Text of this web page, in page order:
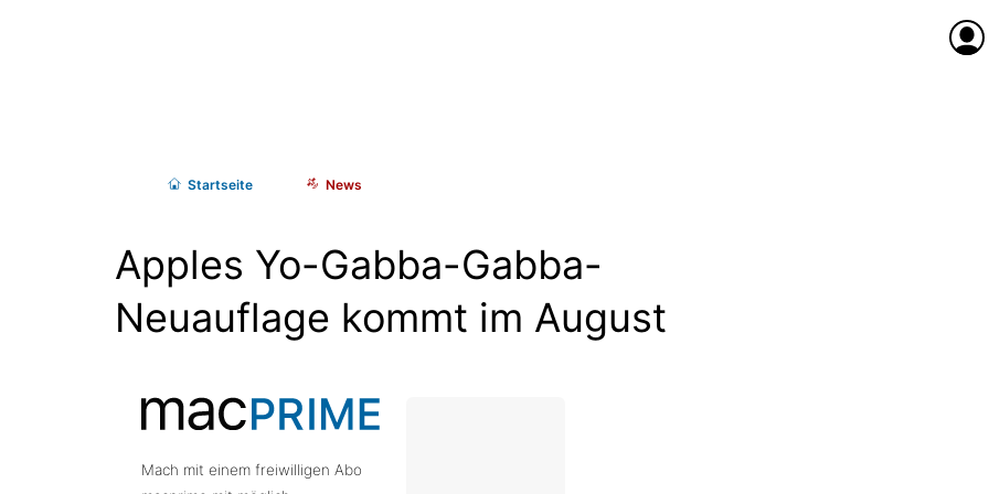
Startseite News
Apples Yo-Gabba-Gabba-
Neuauflage kommt im August
Mach mit einem freiwilligen Abo